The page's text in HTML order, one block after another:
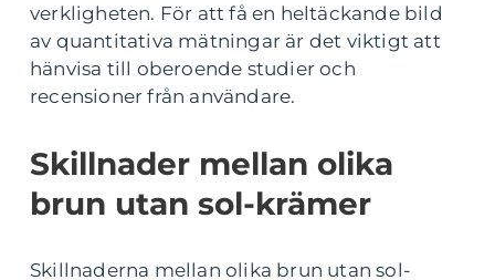
verkligheten. För att få en heltäckande bild
av quantitativa mätningar är det viktigt att
hänvisa till oberoende studier och
recensioner från användare.
Skillnader mellan olika
brun utan sol-krämer
Skillnaderna mellan olika brun utan sol-